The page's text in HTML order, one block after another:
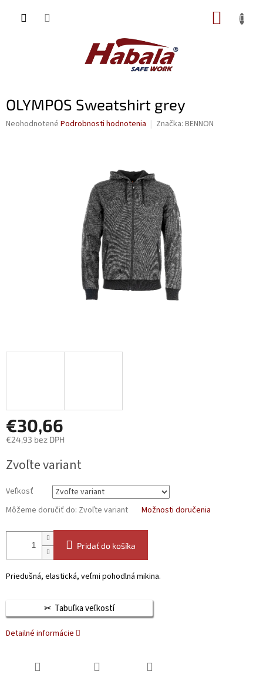
OLYMPOS Sweatshirt grey
Priemerné
Neohodnotené Podrobnosti hodnotenia Značka: BENNON
€30,66
€24,93 bez DPH
cena:
Zvoľte variant
Veľkosť
Môžeme doručiť do: Zvoľte variant Možnosti doručenia
Pridať do košíka
Priedušná, elastická, veľmi pohodlná mikina.
Tabuľka veľkostí
Detailné informácie